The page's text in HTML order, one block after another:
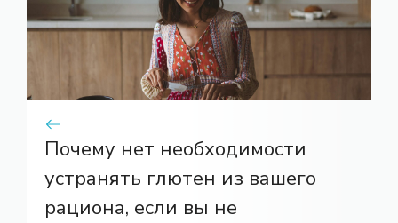
Почему нет необходимости
устранять глютен из вашего
рациона, если вы не